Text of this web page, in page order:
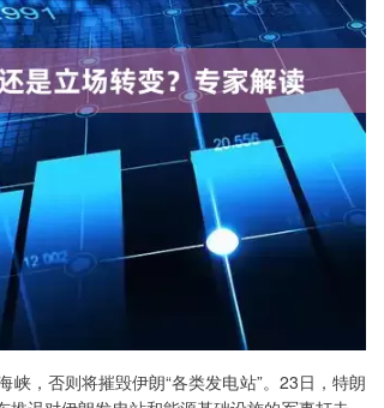
，否则将摧毁伊朗“各类发电站”。23日，特朗